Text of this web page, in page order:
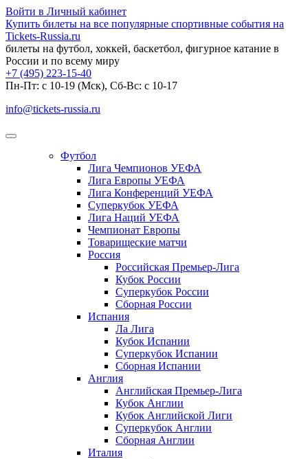
Войти в Личный кабинет
Купить билеты на все популярные спортивные события на
Tickets-Russia.ru
билеты на футбол, хоккей, баскетбол, фигурное катание в
России и по всему миру
+7 (495) 223-15-40
Пн-Пт: c 10-19 (Мск), Сб-Вс: с 10-17
info@tickets-russia.ru
Футбол
Лига Чемпионов УЕФА
Лига Европы УЕФА
Лига Конференций УЕФА
Суперкубок УЕФА
Лига Наций УЕФА
Чемпионат Европы
Товарищеские матчи
Россия
Российская Премьер-Лига
Кубок России
Суперкубок России
Сборная России
Испания
Ла Лига
Кубок Испании
Суперкубок Испании
Сборная Испании
Англия
Английская Премьер-Лига
Кубок Англии
Кубок Английской Лиги
Суперкубок Англии
Сборная Англии
Италия